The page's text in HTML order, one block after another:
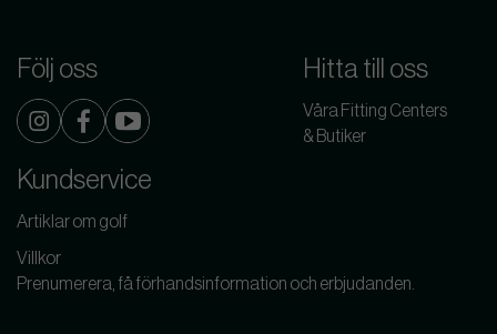
Följ oss Hitta till oss
Våra Fitting Centers
& Butiker
Kundservice
Artiklar om golf
Villkor
Prenumerera, få förhandsinformation och erbjudanden.